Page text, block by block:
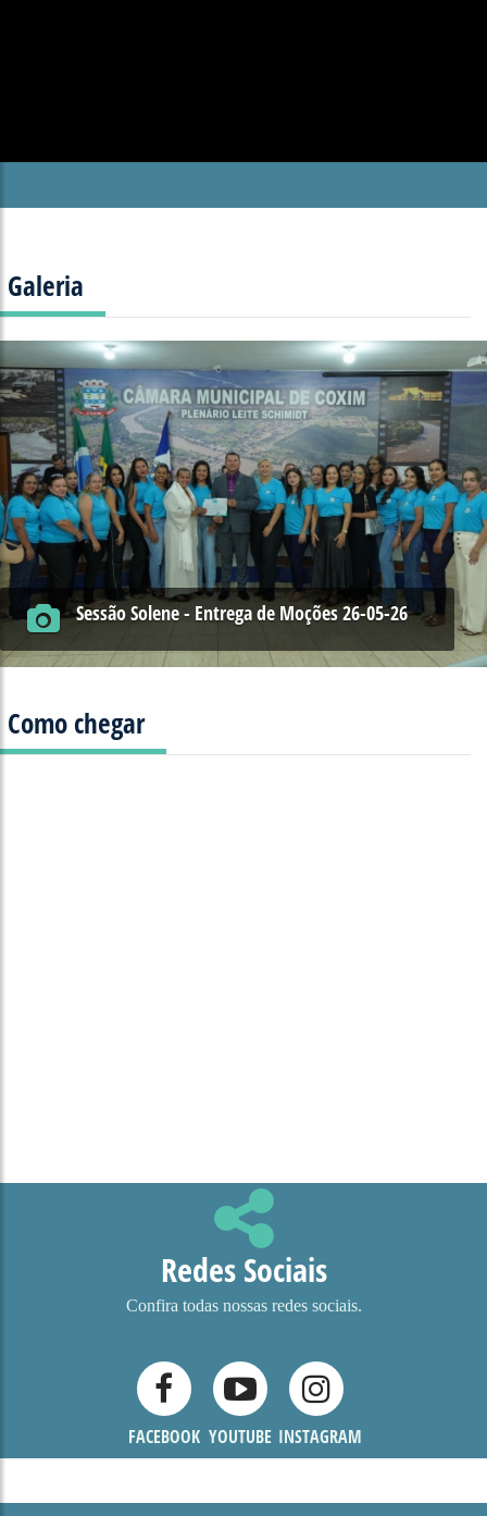
Galeria
Sessão Solene - Entrega de Moções 26-05-26
Como chegar
Redes Sociais
Confira todas nossas redes sociais.
FACEBOOK YOUTUBE INSTAGRAM